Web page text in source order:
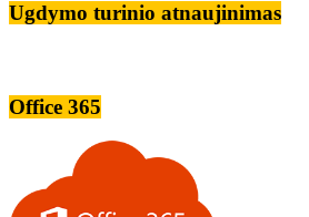
Ugdymo turinio atnaujinimas
Office 365